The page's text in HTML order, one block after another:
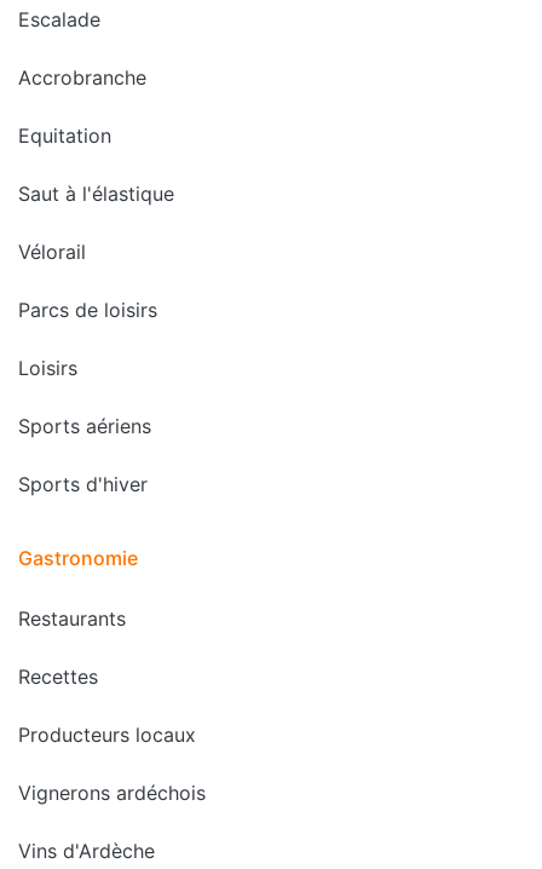
Escalade
Accrobranche
Equitation
Saut à l'élastique
Vélorail
Parcs de loisirs
Loisirs
Sports aériens
Sports d'hiver
Gastronomie
Restaurants
Recettes
Producteurs locaux
Vignerons ardéchois
Vins d'Ardèche